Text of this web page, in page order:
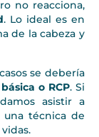
no reacciona,
. Lo ideal es en
de la cabeza y
se debería
o RCP. Si
asistir a
una técnica de